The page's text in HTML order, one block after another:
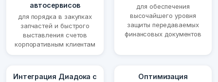
автосервисов
для порядка в закупках
запчастей и быстрого
выставления счетов
корпоративным клиентам
для обеспечения
высочайшего уровня
защиты передаваемых
финансовых документов
Интеграция Диадока с
Оптимизация